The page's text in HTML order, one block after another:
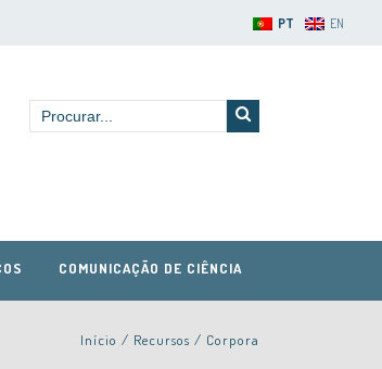
PT EN
COMUNICAÇÃO DE CIÊNCIA
Início / Recursos / Corpora